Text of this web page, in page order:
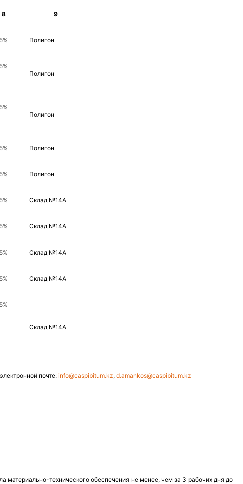
8 9
5% Полигон
5%
Полигон
5%
Полигон
5% Полигон
5% Полигон
5% Склад №14А
5% Склад №14А
5% Склад №14А
5% Склад №14А
5%
Склад №14А
почте: info@caspibitum.kz, d.amankos@caspibitum.kz
материально-технического обеспечения не менее, чем за 3 рабочих дня до